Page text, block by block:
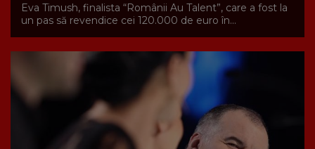
Eva Timush, finalista “Românii Au Talent”, care a fost la
un pas să revendice cei 120.000 de euro în...